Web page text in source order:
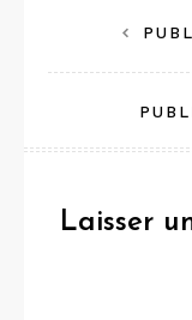
de
l’article
Laisser